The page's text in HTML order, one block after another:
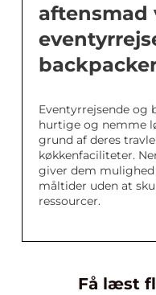
aftensmad
Eventyrrejsende og
hurtige og nemme
grund af deres
køkkenfaciliteter.
giver dem
måltider uden at
ressourcer.
Få læst